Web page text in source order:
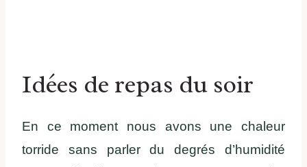
Idées de repas du soir
En ce moment nous avons une chaleur
torride sans parler du degrés d’humidité